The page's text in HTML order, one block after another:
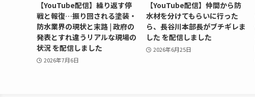
【YouTube配信】繰り返す停
戦と報復…振り回される塗装・
防水業界の現状と末路 | 政府の
発表とすれ違うリアルな現場の
状況 を配信しました
2026年7月6日
【YouTube配信】仲間から防
水材を分けてもらいに行った
ら、長谷川本部長がブチギレま
した を配信しました
2026年6月25日